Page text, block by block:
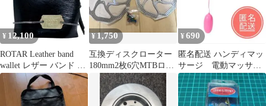
¥ 12,100
ROTAR Leather band
wallet レザー バンド ウ
ォレット
¥1,750
互換ディスクローター
180mm2枚6穴MTBロー
ド軽量高放熱ブレーキ
ボルト付
¥ 690
匿名配送 ハンディマッ
サージ 電動マッサー
ジャー ローター